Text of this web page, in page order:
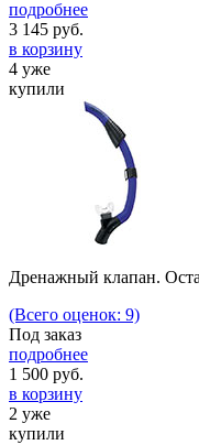
подробнее
3 145 руб.
в корзину
4 уже
купили
Дренажный клапан.
(Всего оценок: 9)
Под заказ
подробнее
1 500 руб.
в корзину
2 уже
купили